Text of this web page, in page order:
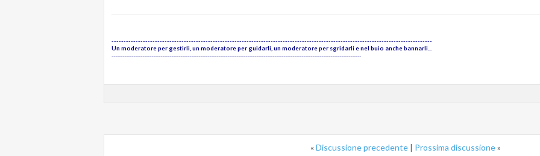
-------------------------------------------------------------------------------------------------------------------------------------
Un moderatore per gestirli, un moderatore per guidarli, un moderatore per sgridarli e nel buio anche bannarli...
------------------------------------------------------------------------------------------------------------------------------------------
«Discussione precedente | Prossima discussione»